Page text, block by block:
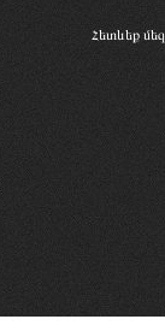
Հետևեք մեզ